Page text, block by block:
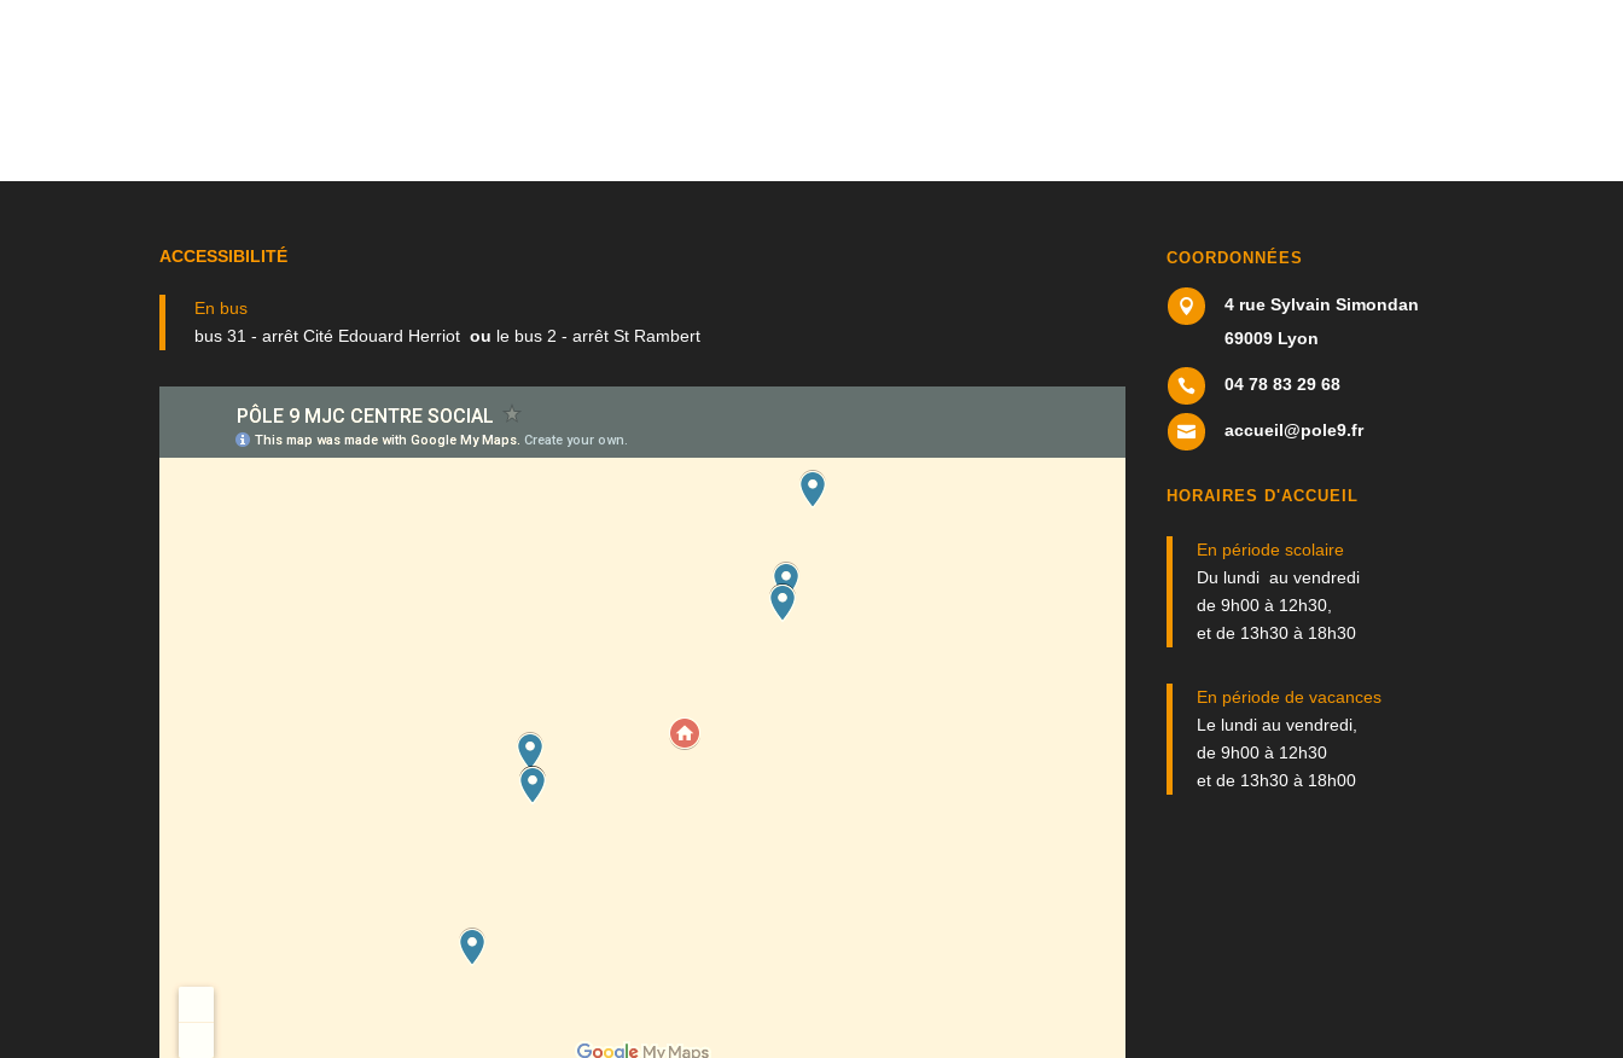
ACCESSIBILITÉ
En bus
bus 31 - arrêt Cité Edouard Herriot ou le bus 2 - arrêt St Rambert
COORDONNÉES

4 rue Sylvain Simondan
69009 Lyon
 04 78 83 29 68
 accueil@pole9.fr
HORAIRES D'ACCUEIL
En période scolaire
Du lundi au vendredi
de 9h00 à 12h30,
et de 13h30 à 18h30
En période de vacances
Le lundi au vendredi,
de 9h00 à 12h30
et de 13h30 à 18h00